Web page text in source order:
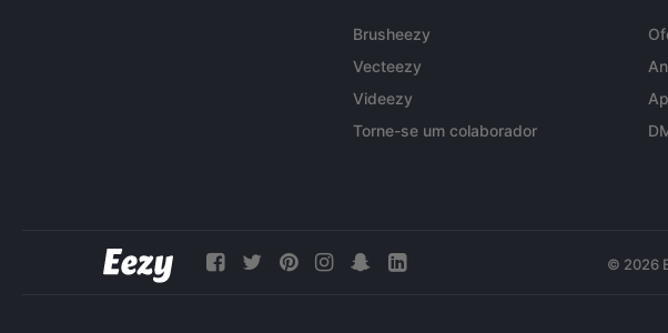
Brusheezy
Vecteezy
Videezy
Torne-se um colaborador
© 2026